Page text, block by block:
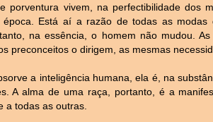
porventura vivem, na perfectibilidade dos
Está aí a razão de todas as modas
na essência, o homem não mudou. As
preconceitos o dirigem, as mesmas
a inteligência humana, ela é, na
A alma de uma raça, portanto, é a
a todas as outras.